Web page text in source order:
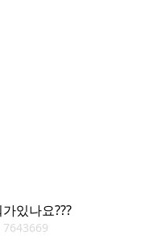
있나요???
7643669